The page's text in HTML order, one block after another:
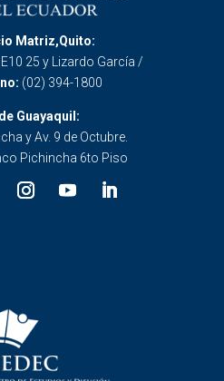
Matriz,Quito:
25 y Lizardo García /
(02) 394-1800
Guayaquil:
y Av. 9 de Octubre.
Pichincha 6to Piso